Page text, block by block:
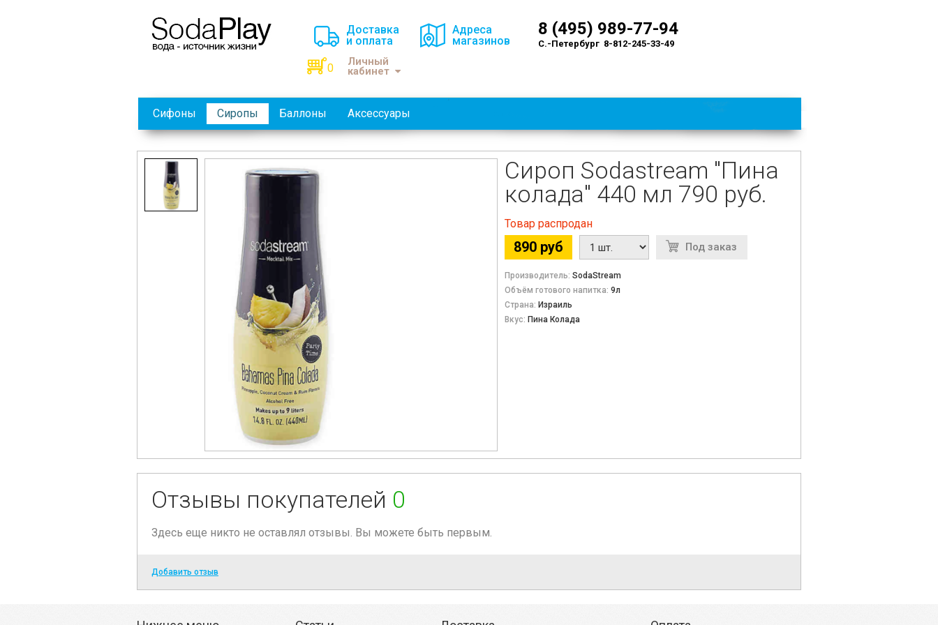
Доставка
и оплата
Адреса
магазинов
8 (495) 989-77-94
С.-Петербург 8-812-245-33-49
0
Личный
кабинет
Сифоны Сиропы Баллоны Аксессуары
Сироп Sodastream "Пина
колада" 440 мл 790 руб.
Товар распродан
890 руб Под заказ
Производитель: SodaStream
Объём готового напитка: 9л
Страна: Израиль
Вкус: Пина Колада
Отзывы покупателей 0
Здесь еще никто не оставлял отзывы. Вы можете быть первым.
Добавить отзыв